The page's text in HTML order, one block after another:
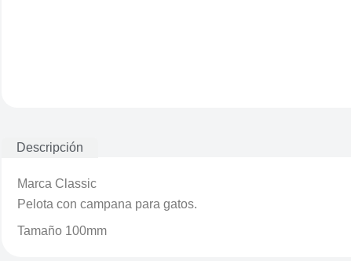
Descripción
Marca Classic
Pelota con campana para gatos.
Tamaño 100mm